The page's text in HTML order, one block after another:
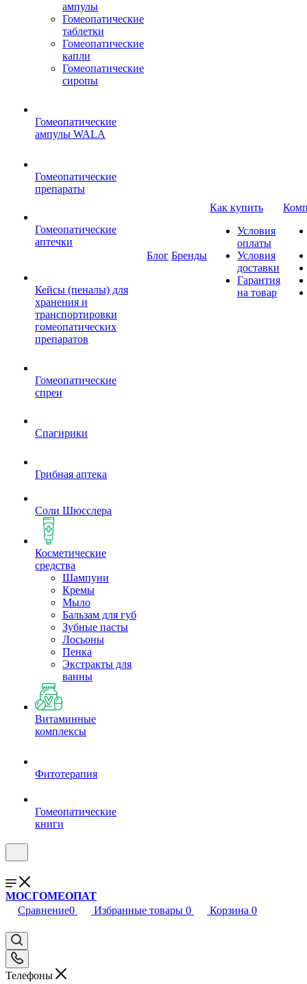
ампулы
Гомеопатические
таблетки
Гомеопатические
капли
Гомеопатические
сиропы
Гомеопатические
ампулы WALA
Гомеопатические
препараты
Гомеопатические
аптечки
Кейсы (пеналы) для
хранения и
транспортировки
гомеопатических
препаратов
Гомеопатические
спреи
Спагирики
Грибная аптека
Соли Шюсслера
Косметические
средства
Шампуни
Кремы
Мыло
Бальзам для губ
Зубные пасты
Лосьоны
Пенка
Экстракты для
ванны
Витаминные
комплексы
Фитотерапия
Гомеопатические
книги
Блог Бренды
Как купить
Условия
оплаты
Условия
доставки
Гарантия
на товар
МОСГОМЕОПАТ
Сравнение0 Избранные товары 0 Корзина 0
Телефоны